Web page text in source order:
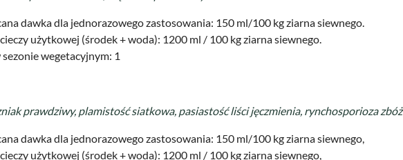
dawka dla jednorazowego zastosowania: 150 ml/100 kg ziarna siewnego.
użytkowej (środek + woda): 1200 ml / 100 kg ziarna siewnego.
wegetacyjnym: 1
prawdziwy, plamistość siatkowa, pasiastość liści jęczmienia, rynchosporioza zbóż
dawka dla jednorazowego zastosowania: 150 ml/100 kg ziarna siewnego,
użytkowej (środek + woda): 1200 ml / 100 kg ziarna siewnego,